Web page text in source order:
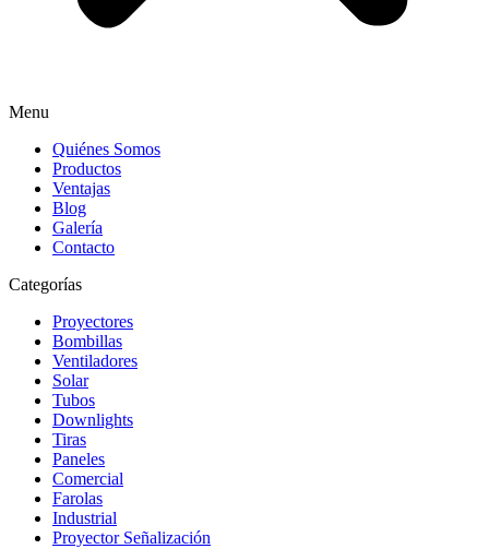
Menu
Quiénes Somos
Productos
Ventajas
Blog
Galería
Contacto
Categorías
Proyectores
Bombillas
Ventiladores
Solar
Tubos
Downlights
Tiras
Paneles
Comercial
Farolas
Industrial
Proyector Señalización